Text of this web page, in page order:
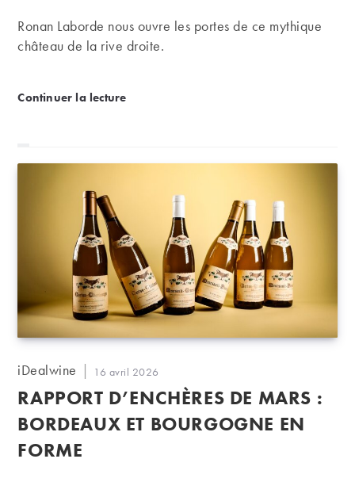
Ronan Laborde nous ouvre les portes de ce mythique
château de la rive droite.
Continuer la lectureChâteau Clinet : une propriété historique de
Auteur/autrice
la
publication :
iDealwine
Publication
publiée :
16 avril 2026
RAPPORT D’ENCHÈRES DE MARS :
BORDEAUX ET BOURGOGNE EN
FORME